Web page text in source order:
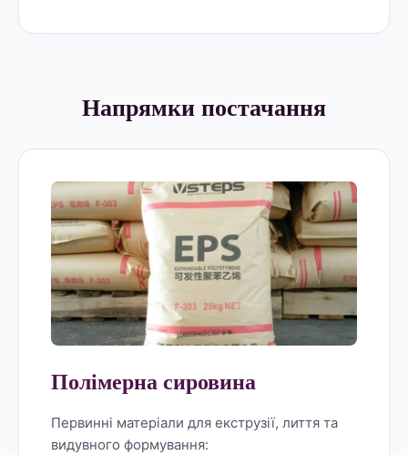
Напрямки постачання
Полімерна сировина
Первинні матеріали для екструзії, лиття та
видувного формування: